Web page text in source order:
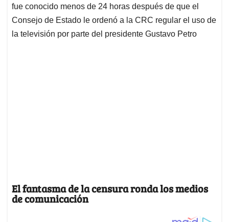
fue conocido menos de 24 horas después de que el
Consejo de Estado le ordenó a la CRC regular el uso de
la televisión por parte del presidente Gustavo Petro
El fantasma de la censura ronda los medios
de comunicación